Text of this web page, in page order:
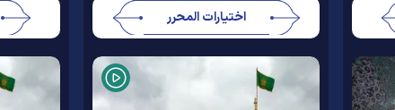
اختيارات المحرر